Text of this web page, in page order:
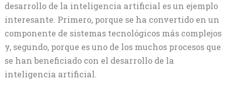
desarrollo de la inteligencia artificial es un ejemplo
interesante. Primero, porque se ha convertido en un
componente de sistemas tecnológicos más complejos
y, segundo, porque es uno de los muchos procesos que
se han beneficiado con el desarrollo de la
inteligencia artificial.